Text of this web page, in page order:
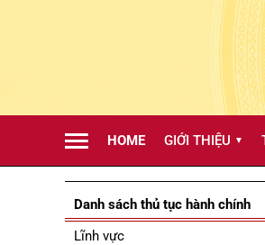
HOME GIỚI THIỆU ▼
Danh sách thủ tục hành chính
Lĩnh vực